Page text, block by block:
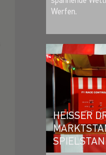
Werfen.
HEISSER
PIELSTAND